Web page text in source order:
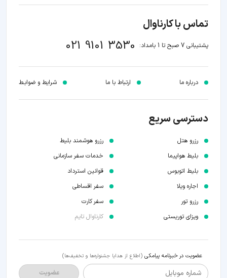
تماس با کارناوال
پشتیبانی 7 صبح تا 1 بامداد: 021 9101 3530
درباره ما ارتباط با ما شرایط و ضوابـط
دسترسی سریع
رزرو هتل
بلیط هواپیما
بلیط اتوبوس
اجاره ویلا
رزرو تور
ویزای توریستی
رزرو هوشمند بلیط
خدمات سفر سازمانی
قوانین استرداد
سفر اقساطی
سفر کارت
کارناوال تایم
عضویت در خبرنامه پیامکی (اطلاع از هدایا جشنواره‌ها و تخفیف‌ها)
شماره موبایل عضویت